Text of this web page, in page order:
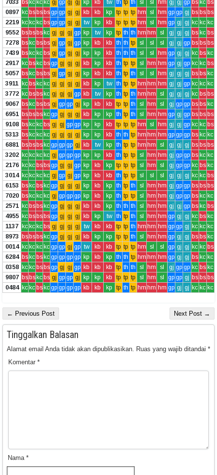
7033 bs kc kc kc gj gp gj gj kp kb tw th tp th sl sl hm gj gj gp bs kc bs
0897 kc bsbsbsgp gp gj gj kb kb kp tp tp tp hm sl hm gp gp gj bs bs bs
2219 kc kc kc bsgp gp gj gj tw kp kb tp tp tp hm sl hm gp gj gj kc kc kc
9552 bsbsbskc gj gj gj gp kp tw kp tp th th hm hm sl gj gj gj bs kc bs
7278 bskc bsbs gj gp gj gp kp kb kb th th tp sl sl sl gj gj gp bs bs bs
7439 bskc kc bs gj gp gj gj kp kp kb th th th sl sl hm gp gj gj kc bs kc
2917 kc bskc bsgp gj gj gj kb kp kb th tp tp sl hm hm gp gj gp kc kc bs
5057 bskc bsbs gj gp gj gj kp kb kb th tp th sl sl hm gj gj gj bs bs kc
3911 kc bskc kc gj gj gj gj kb kp tw th tp tp hm hm hm gj gj gp kc kc kc
3772 kc bsbskc gj gj gj gp kb tw kp th tp th hm hm sl gj gj gj kc bs bs
9067 bskc bsbs gj gp gp gj kp kb kb tp tp th sl hm sl gj gp gp bs bs kc
6951 bsbsbskc gp gj gj gj kb kp kp th tp th sl hm hm gp gj gp bs bs bs
9108 bskc kc bs gj gj gp gp kp kp kb tp tp tp hm sl hm gj gj gp kc kc bs
5313 bskc kc kc gj gj gj gj kp kp kb th th tp hm hm hm gp gp gp bs kc kc
6881 bsbsbskc gp gp gp gj kb tw kp th tp tp hm hm sl gj gj gj bs bs bs
3202 kc kc kc kc gj gp gp gp kp kp kb th tp tp sl hm hm gj gp gp bs kc kc
2176 kc kc bsbsgp gj gj gp kp kb kp tp tp tp sl hm sl gj gp gp kc bs kc
3014 kc kc kc kc gj gp gj gp kp kb kb th tp tp sl sl sl gj gj gj kc kc bs
6153 bskc bskc gp gj gj gj kp kb kp th tp th sl hm hm gj gp gp bs bs bs
7020 bskc kc kc gj gp gp gp kp kb kp th tp tp sl hm hm gj gp gp bs kc kc
2571 kc bsbskc gp gj gj gj kb kb kp th th th sl hm hm gj gj gp bs kc bs
4955 kc bsbsbsgp gj gj gj kb kp tw th tp th sl hm hm gp gj gj kc bs kc
1137 kc kc kc bs gj gj gj gj tw kb kb tp tp th hm hm hm gp gp gj kc kc kc
8973 bsbsbskc gp gj gj gj kb kp kp tp tp th sl hm hm gp gj gj bs bs kc
0014 kc kc kc kc gp gp gj gp tw kb kb tp tp tp hm sl sl gp gj gj kc kc bs
6284 bskc bskc gp gp gp gp kp kb kp th th tp hm hm hm gp gj gj bs kc kc
0358 kc kc bsbsgp gj gj gp kb kb kb tp th th sl hm sl gj gp gp kc bs kc
9807 bsbskc bs gj gp gp gj kp kp kb tp tp tp sl hm sl gp gp gj bs bs bs
0484 kc kc bskc gp gp gp gp kb kb kp tp th tp hm hm hm gp gj gj kc kc kc
← Previous Post Next Post →
Tinggalkan Balasan
Alamat email Anda tidak akan dipublikasikan. Ruas yang wajib ditandai *
Komentar *
Nama *